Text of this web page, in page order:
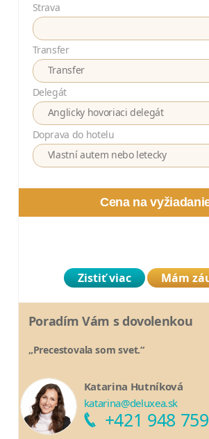
Strava
Transfer
Transfer
Delegát
Anglicky hovoriaci delegát
Doprava do hotelu
Vlastní autem nebo letecky
Cena na
Zistiť viac Mám
Poradím Vám s dovolenkou
„Precestovala som svet.“
Katarina Hutníková
katarina@deluxea.sk
+421 948